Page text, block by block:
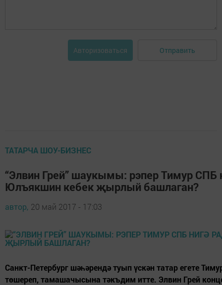
Авторизоваться Отправить
ТАТАРЧА ШОУ-БИЗНЕС
“Элвин Грей” шаукымы: рэпер Тимур СПБ
Юлъякшин кебек җырлый башлаган?
автор, 20 май 2017 - 17:03
Санкт-Петербург шәһәрендә туып үскән татар егете
төшереп, тамашачысына тәкъдим итте. Элвин Грей